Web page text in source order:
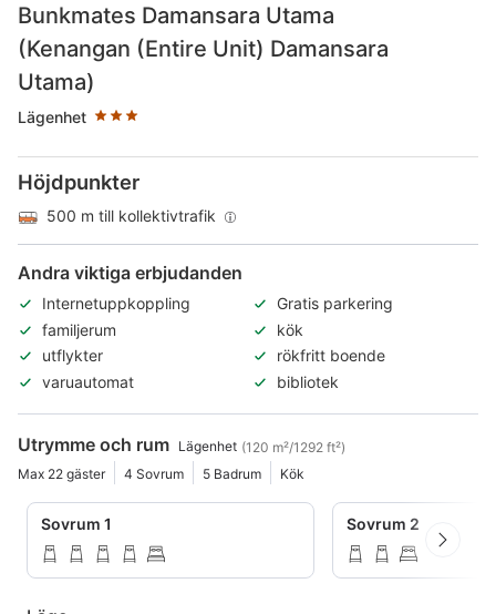
Bunkmates Damansara Utama
(Kenangan (Entire Unit) Damansara
Utama)
Lägenhet
Höjdpunkter
500 m till kollektivtrafik
Andra viktiga erbjudanden
Internetuppkoppling
Gratis parkering
familjerum
kök
utflykter
rökfritt boende
varuautomat
bibliotek
Utrymme och rum Lägenhet (120 m²/1292 ft²)
Max 22 gäster
4 Sovrum 5 Badrum Kök
Sovrum 1 Sovrum 2